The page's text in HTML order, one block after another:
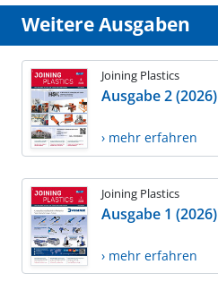
Weitere Ausgaben
Joining Plastics
Ausgabe 2 (2026)
› mehr erfahren
Joining Plastics
Ausgabe 1 (2026)
› mehr erfahren